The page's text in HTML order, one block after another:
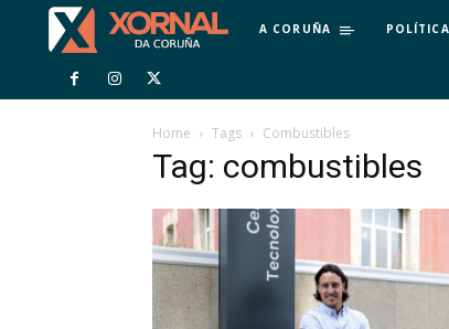
A CORUÑA POLÍTICA
Home Tags Combustibles
Tag: combustibles